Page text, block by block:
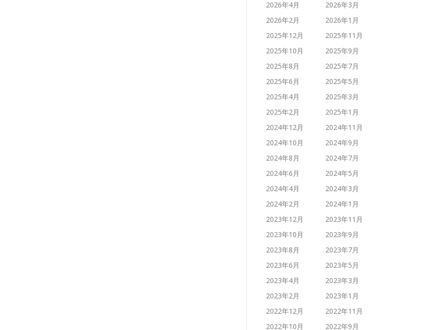
2026年4月
2026年3月
2026年2月
2026年1月
2025年12月
2025年11月
2025年10月
2025年9月
2025年8月
2025年7月
2025年6月
2025年5月
2025年4月
2025年3月
2025年2月
2025年1月
2024年12月
2024年11月
2024年10月
2024年9月
2024年8月
2024年7月
2024年6月
2024年5月
2024年4月
2024年3月
2024年2月
2024年1月
2023年12月
2023年11月
2023年10月
2023年9月
2023年8月
2023年7月
2023年6月
2023年5月
2023年4月
2023年3月
2023年2月
2023年1月
2022年12月
2022年11月
2022年10月
2022年9月